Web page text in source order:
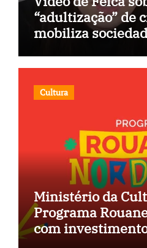
“adultização” de
mobiliza
Cultura
Ministério da
Programa
com